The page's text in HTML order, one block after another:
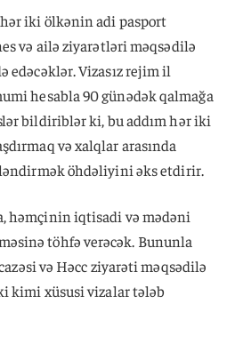
iki ölkənin adi pasport
və ailə ziyarətləri məqsədilə
edəcəklər. Vizasız rejim il
hesabla 90 günədək qalmağa
bildiriblər ki, bu addım hər iki
və xalqlar arasında
öhdəliyini əks etdirir.
həmçinin iqtisadi və mədəni
töhfə verəcək. Bununla
və Həcc ziyarəti məqsədilə
kimi xüsusi vizalar tələb